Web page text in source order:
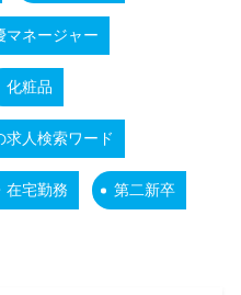
マネージャー
化粧品
求人検索ワード
在宅勤務 第二新卒